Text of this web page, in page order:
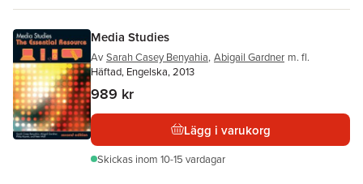
Media Studies
Av Sarah Casey Benyahia, Abigail Gardner m. fl.
Häftad, Engelska, 2013
989 kr
Lägg i varukorg
Skickas inom 10-15 vardagar